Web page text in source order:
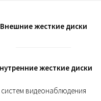
Внешние жесткие диски
жесткие диски
систем видеонаблюдения